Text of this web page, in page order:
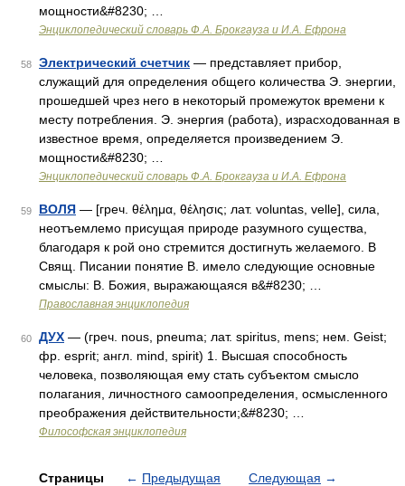
мощности&#8230; …
Энциклопедический словарь Ф.А. Брокгауза и И.А. Ефрона
58 Электрический счетчик — представляет прибор,
служащий для определения общего количества Э. энергии,
прошедшей чрез него в некоторый промежуток времени к
месту потребления. Э. энергия (работа), израсходованная в
известное время, определяется произведением Э.
мощности&#8230; …
Энциклопедический словарь Ф.А. Брокгауза и И.А. Ефрона
59 ВОЛЯ — [греч. θέλημα, θέλησις; лат. voluntas, velle], сила,
неотъемлемо присущая природе разумного существа,
благодаря к рой оно стремится достигнуть желаемого. В
Свящ. Писании понятие В. имело следующие основные
смыслы: В. Божия, выражающаяся в&#8230; …
Православная энциклопедия
60 ДУХ — (греч. nous, pneuma; лат. spiritus, mens; нем. Geist;
фр. esprit; англ. mind, spirit) 1. Высшая способность
человека, позволяющая ему стать субъектом смысло
полагания, личностного самоопределения, осмысленного
преображения действительности;&#8230; …
Философская энциклопедия
Страницы ← Предыдущая Следующая →